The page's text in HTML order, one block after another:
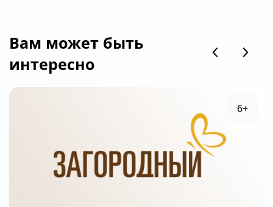
Вам может быть
интересно
6+